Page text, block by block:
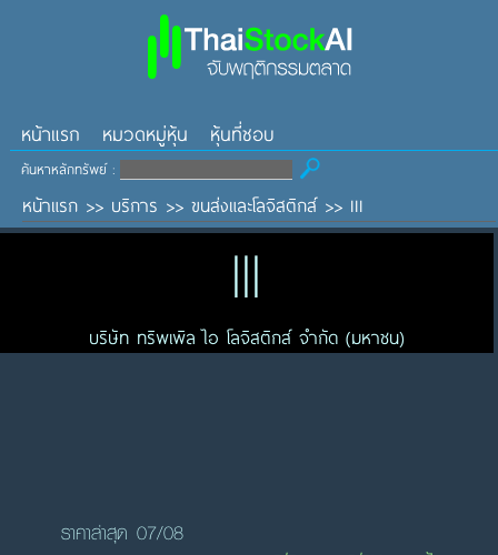
หน้าแรก หมวดหมู่หุ้น หุ้นที่ชอบ
ค้นหาหลักทรัพย์ :
หน้าแรก >> บริการ >> ขนส่งและโลจิสติกส์>> III
III
บริษัท ทริพเพิล ไอ โลจิสติกส์ จำกัด (มหาชน)
ราคาล่าสุด 07/08